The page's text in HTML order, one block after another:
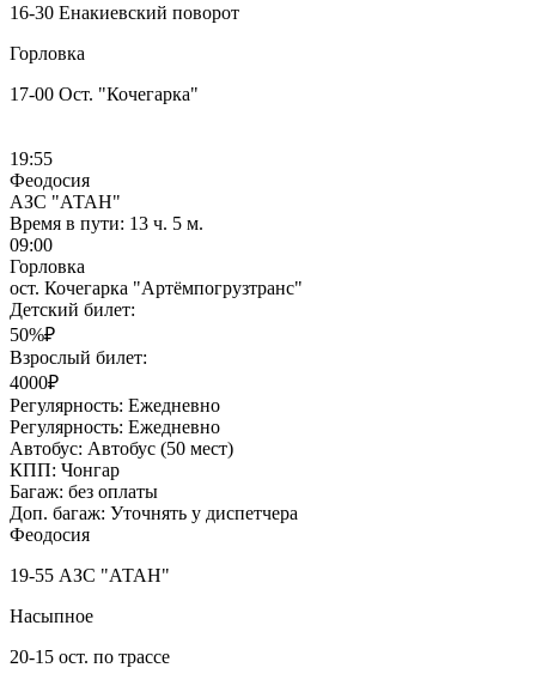
16-30 Енакиевский поворот
Горловка
17-00 Ост. "Кочегарка"
19:55
Феодосия
АЗС "АТАН"
Время в пути: 13 ч. 5 м.
09:00
Горловка
ост. Кочегарка "Артёмпогрузтранс"
Детский билет:
50%₽
Взрослый билет:
4000₽
Регулярность: Ежедневно
Регулярность: Ежедневно
Автобус: Автобус (50 мест)
КПП: Чонгар
Багаж: без оплаты
Доп. багаж: Уточнять у диспетчера
Феодосия
19-55 АЗС "АТАН"
Насыпное
20-15 ост. по трассе